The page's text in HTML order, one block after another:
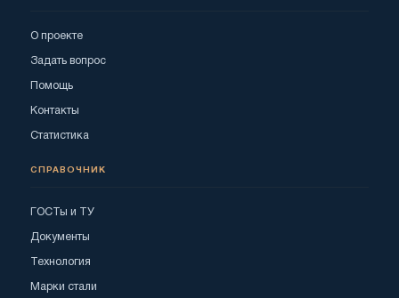
О проекте
Задать вопрос
Помощь
Контакты
Статистика
СПРАВОЧНИК
ГОСТы и ТУ
Документы
Технология
Марки стали